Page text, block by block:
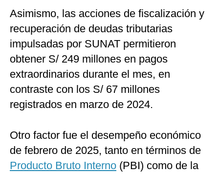
Asimismo, las acciones de fiscalización y
recuperación de deudas tributarias
impulsadas por SUNAT permitieron
obtener S/ 249 millones en pagos
extraordinarios durante el mes, en
contraste con los S/ 67 millones
registrados en marzo de 2024.
Otro factor fue el desempeño económico
de febrero de 2025, tanto en términos de
Producto Bruto Interno (PBI) como de la